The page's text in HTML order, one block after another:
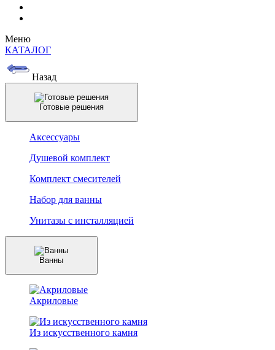
Меню
КАТАЛОГ
Назад
Готовые решения
Аксессуары
Душевой комплект
Комплект смесителей
Набор для ванны
Унитазы с инсталляцией
Ванны
Акриловые
Из искусственного камня